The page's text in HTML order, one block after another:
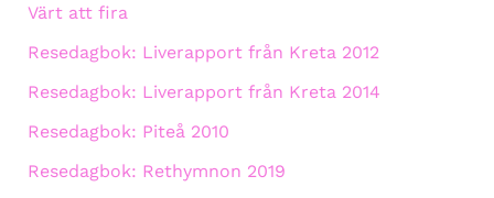
Värt att fira
Resedagbok: Liverapport från Kreta 2012
Resedagbok: Liverapport från Kreta 2014
Resedagbok: Piteå 2010
Resedagbok: Rethymnon 2019